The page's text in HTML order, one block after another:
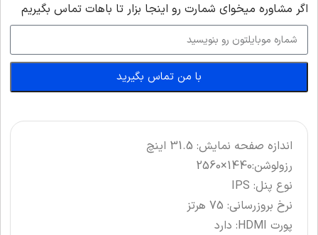
اگر‌ مشاوره میخوای شمارت رو اینجا بزار تا باهات تماس بگیریم
با من تماس بگیرید
اندازه صفحه نمایش: 31.5 اینچ
رزولوشن:1440×2560
نوع پنل: IPS
نرخ بروزرسانی: 75 هرتز
پورت HDMI: دارد